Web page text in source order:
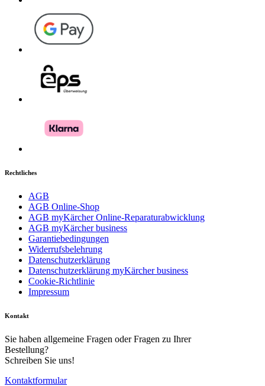
Rechtliches
AGB
AGB Online-Shop
AGB myKärcher Online-Reparaturabwicklung
AGB myKärcher business
Garantiebedingungen
Widerrufsbelehrung
Datenschutzerklärung
Datenschutzerklärung myKärcher business
Cookie-Richtlinie
Impressum
Kontakt
Sie haben allgemeine Fragen oder Fragen zu Ihrer
Bestellung?
Schreiben Sie uns!
Kontaktformular